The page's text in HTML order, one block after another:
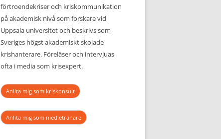
förtroendekriser och kriskommunikation
på akademisk nivå som forskare vid
Uppsala universitet och beskrivs som
Sveriges högst akademiskt skolade
krishanterare. Föreläser och intervjuas
ofta i media som krisexpert.
Anlita mig som kriskonsult
Anlita mig som medietränare